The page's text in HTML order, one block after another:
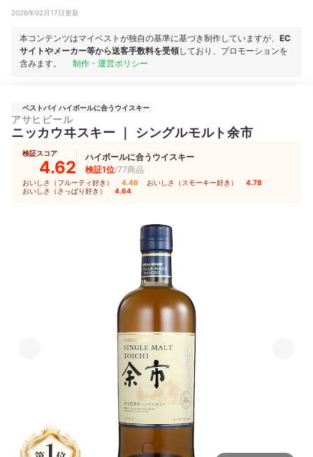
2026年02月17日更新
本コンテンツはマイベストが独自の基準に基づき制作していますが、 EC
サイトやメーカー等から送客手数料を受領しており、プロモーションを
含みます。
制作・運営ポリシー
ベストバイ ハイボールに合うウイスキー
アサヒビール
ニッカウヰスキー シングルモルト余市
検証スコア
4.62
ハイボールに合うウイスキー
検証1位/77商品
おいしさ（フルーティ好き） 4.46 おいしさ（スモーキー好き） 4.78
おいしさ（さっぱり好き） 4.64